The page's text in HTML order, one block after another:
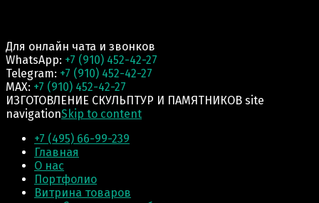
Для онлайн чата и звонков
WhatsApp: +7 (910) 452-42-27
Telegram: +7 (910) 452-42-27
MAX: +7 (910) 452-42-27
ИЗГОТОВЛЕНИЕ СКУЛЬПТУР И ПАМЯТНИКОВ site
navigationSkip to content
+7 (495) 66-99-239
Главная
О нас
Портфолио
Витрина товаров